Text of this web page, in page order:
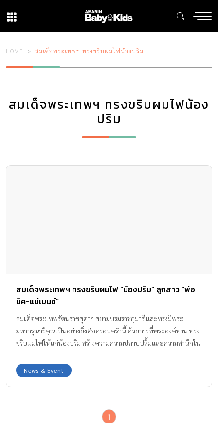
HOME สมเด็จพระเทพฯ ทรงขริบผมไฟน้องปริม
สมเด็จพระเทพฯ ทรงขริบผมไฟน้อง
ปริม
สมเด็จพระเทพฯ ทรงขริบผมไฟ “น้องปริม” ลูกสาว “พ่อ
มิค-แม่เบนซ์”
สมเด็จพระเทพรัตนราชสุดาฯ สยามบรมราชกุมารี และทรงมีพระ
มหากรุณาธิคุณเป็นอย่างยิ่งต่อครอบครัวนี้ ด้วยการที่พระองค์ท่าน ทรง
ขริบผมไฟให้แก่น้องปริม สร้างความความปลาบปลื้มและความสำนึกใน
News & Event
1